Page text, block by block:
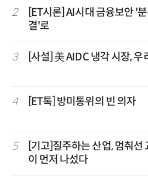
2
[ET시론] AI시대 금융보안 '
결'로
3 [사설] 美 AIDC 냉각 시장, 우
4 [ET톡] 방미통위의 빈 의자
5
[기고]질주하는 산업, 멈춰
이 먼저 나섰다